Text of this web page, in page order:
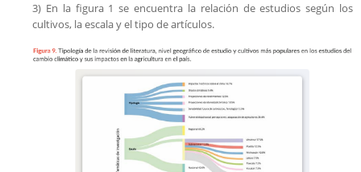
3) En la figura 1 se encuentra la relación de estudios según los
cultivos, la escala y el tipo de artículos.